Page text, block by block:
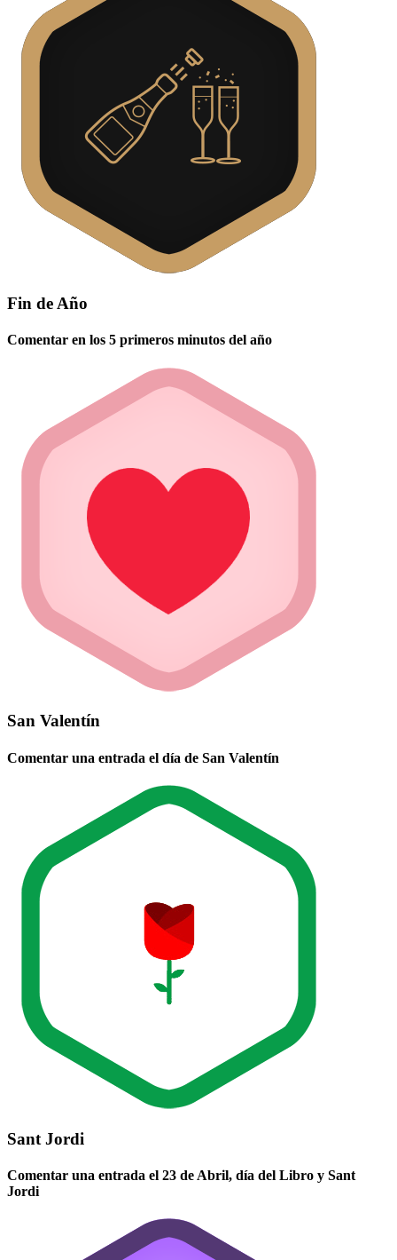
Fin de Año
Comentar en los 5 primeros minutos del año
San Valentín
Comentar una entrada el día de San Valentín
Sant Jordi
Comentar una entrada el 23 de Abril, día del Libro y Sant
Jordi